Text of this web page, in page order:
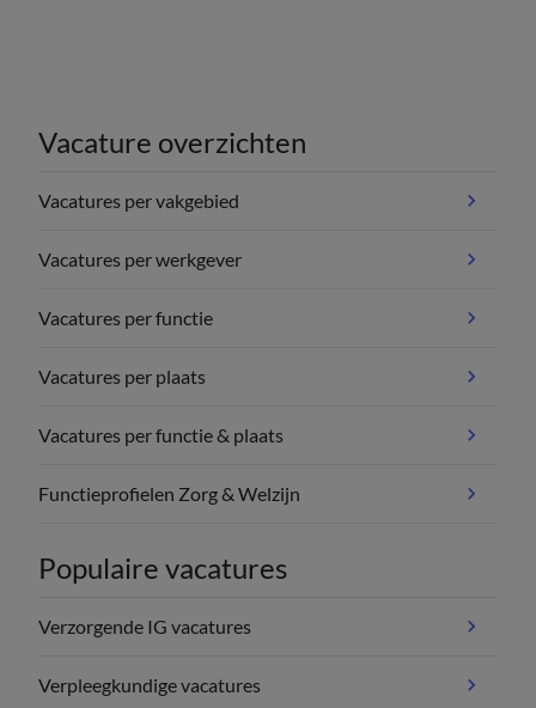
Vacature overzichten
Vacatures per vakgebied
Vacatures per werkgever
Vacatures per functie
Vacatures per plaats
Vacatures per functie & plaats
Functieprofielen Zorg & Welzijn
Populaire vacatures
Verzorgende IG vacatures
Verpleegkundige vacatures